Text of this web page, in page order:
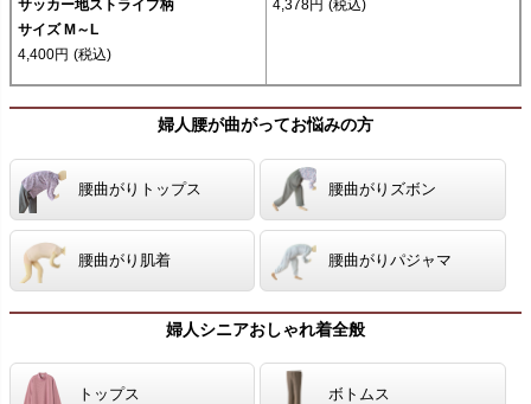
サッカー地ストライプ柄
サイズ M～L
4,400円 (税込)
4,378円 (税込)
婦人腰が曲がってお悩みの方
腰曲がりトップス 腰曲がりズボン
腰曲がり肌着 腰曲がりパジャマ
婦人シニアおしゃれ着全般
トップス ボトムス